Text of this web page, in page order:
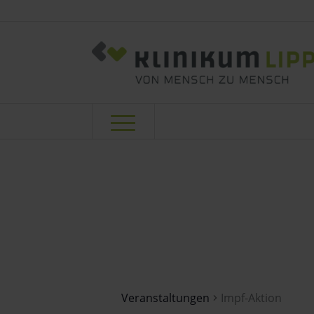
Veranstaltungen Impf-Aktion